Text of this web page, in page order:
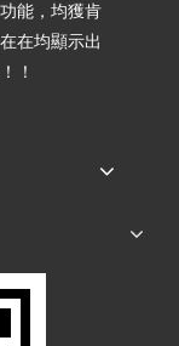
能，均獲肯
在均顯示出
！